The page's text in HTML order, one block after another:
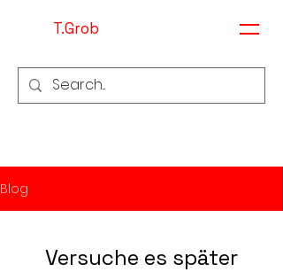
T.Grob
Blog
Versuche es später